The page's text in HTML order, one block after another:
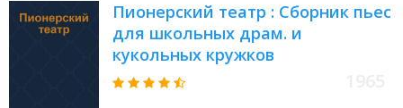
Пионерский театр : Сборник пьес
для школьных драм. и
кукольных кружков